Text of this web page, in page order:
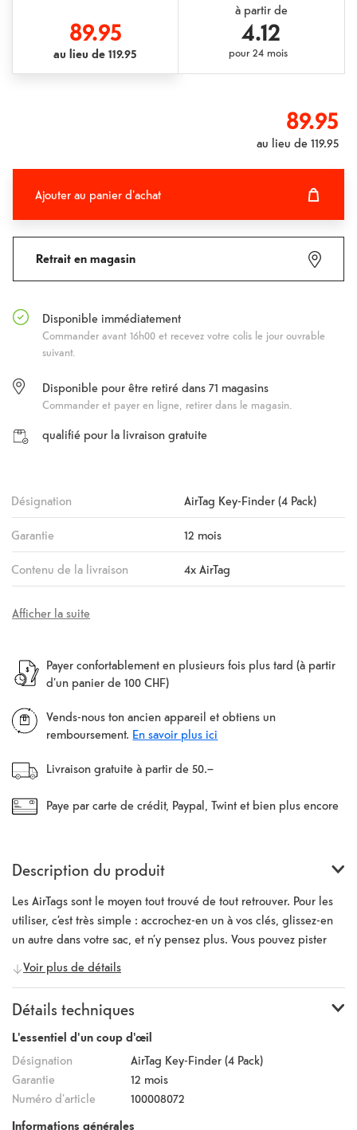
89.95
au lieu de119.95
à partir de
4.12
pour24 mois
89.95
au lieu de119.95
Ajouter au panier d'achat
Retrait en magasin
Disponible immédiatement
Commander avant 16h00 et recevez votre colis le jour ouvrable
suivant.
Disponible pour être retiré dans 71 magasins
Commander et payer en ligne, retirer dans le magasin.
qualifié pour la livraison gratuite
Désignation AirTag Key-Finder (4 Pack)
Garantie 12 mois
Contenu de la livraison 4x AirTag
Afficher la suite
Payer confortablement en plusieurs fois plus tard (à partir
d'un panier de 100 CHF)
Vends-nous ton ancien appareil et obtiens un
remboursement. En savoir plus ici
Livraison gratuite à partir de 50.–
Paye par carte de crédit, Paypal, Twint et bien plus encore
Description du produit
Les AirTags sont le moyen tout trouvé de tout retrouver. Pour les
utiliser, c’est très simple : accrochez-en un à vos clés, glissez-en
un autre dans votre sac, et n’y pensez plus. Vous pouvez pister
vos objets dans l’app Localiser. Avec les AirTags, plus rien ne vous
échappe.
Voir plus de détails
Détails techniques
L'essentiel d'un coup d'œil
Désignation
AirTag Key-Finder (4 Pack)
Garantie
12 mois
Numéro d'article
100008072
Informations générales